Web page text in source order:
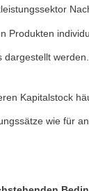
Produkten
Kapitalstock
wie für